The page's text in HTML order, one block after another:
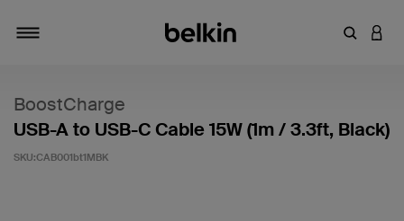
키워드
BoostCharge
USB-A to USB-C Cable 15W (1m / 3.3ft, Black)
SKU:CAB001bt1MBK